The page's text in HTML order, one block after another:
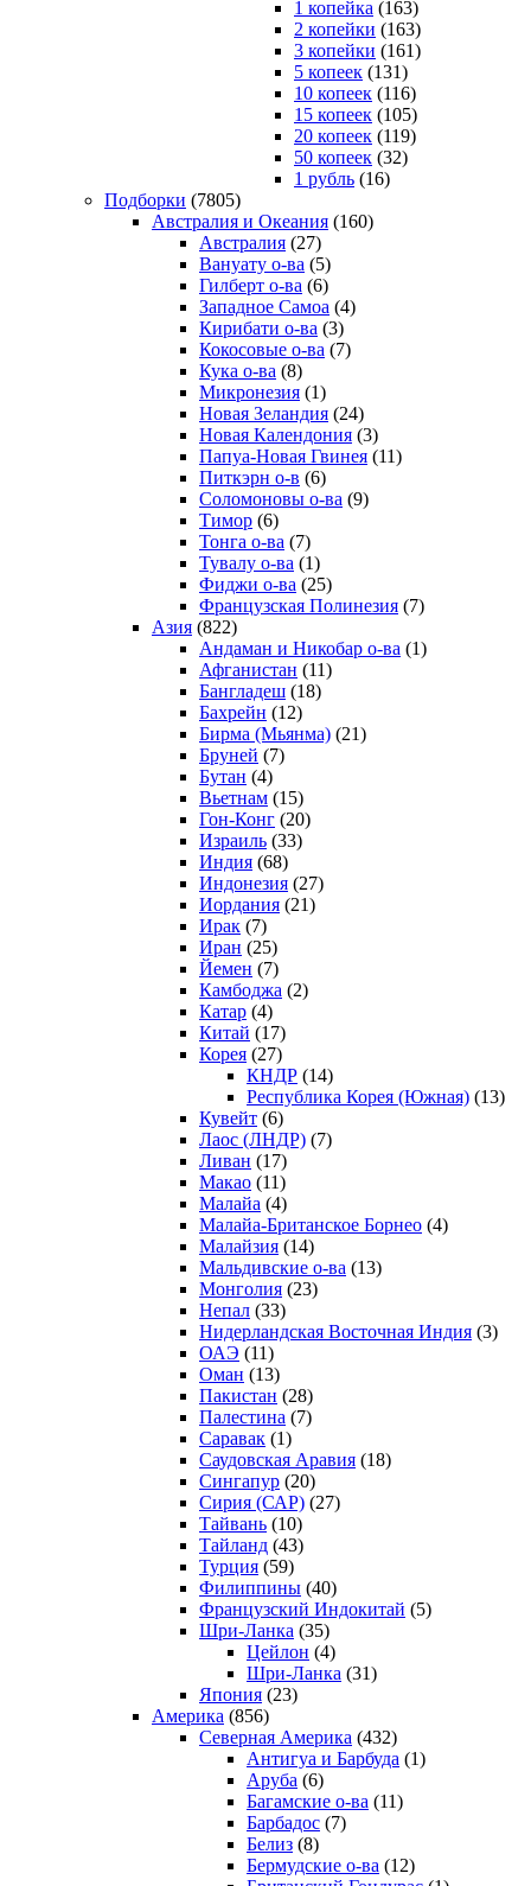
1 копейка (163)
2 копейки (163)
3 копейки (161)
5 копеек (131)
10 копеек (116)
15 копеек (105)
20 копеек (119)
50 копеек (32)
1 рубль (16)
Подборки (7805)
Австралия и Океания (160)
Австралия (27)
Вануату о-ва (5)
Гилберт о-ва (6)
Западное Самоа (4)
Кирибати о-ва (3)
Кокосовые о-ва (7)
Кука о-ва (8)
Микронезия (1)
Новая Зеландия (24)
Новая Календония (3)
Папуа-Новая Гвинея (11)
Питкэрн о-в (6)
Соломоновы о-ва (9)
Тимор (6)
Тонга о-ва (7)
Тувалу о-ва (1)
Фиджи о-ва (25)
Французская Полинезия (7)
Азия (822)
Андаман и Никобар о-ва (1)
Афганистан (11)
Бангладеш (18)
Бахрейн (12)
Бирма (Мьянма) (21)
Бруней (7)
Бутан (4)
Вьетнам (15)
Гон-Конг (20)
Израиль (33)
Индия (68)
Индонезия (27)
Иордания (21)
Ирак (7)
Иран (25)
Йемен (7)
Камбоджа (2)
Катар (4)
Китай (17)
Корея (27)
КНДР (14)
Республика Корея (Южная) (13)
Кувейт (6)
Лаос (ЛНДР) (7)
Ливан (17)
Макао (11)
Малайа (4)
Малайа-Британское Борнео (4)
Малайзия (14)
Мальдивские о-ва (13)
Монголия (23)
Непал (33)
Нидерландская Восточная Индия (3)
ОАЭ (11)
Оман (13)
Пакистан (28)
Палестина (7)
Саравак (1)
Саудовская Аравия (18)
Сингапур (20)
Сирия (САР) (27)
Тайвань (10)
Тайланд (43)
Турция (59)
Филиппины (40)
Французский Индокитай (5)
Шри-Ланка (35)
Цейлон (4)
Шри-Ланка (31)
Япония (23)
Америка (856)
Северная Америка (432)
Антигуа и Барбуда (1)
Аруба (6)
Багамские о-ва (11)
Барбадос (7)
Белиз (8)
Бермудские о-ва (12)